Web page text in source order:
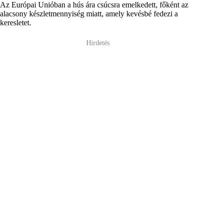
Az Európai Unióban a hús ára csúcsra emelkedett, főként az
alacsony készletmennyiség miatt, amely kevésbé fedezi a
keresletet.
Hirdetés